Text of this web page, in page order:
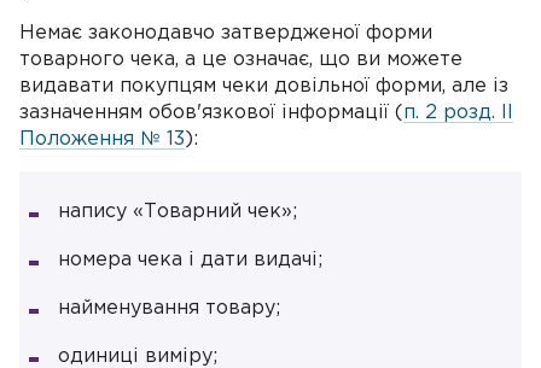
Немає законодавчо затвердженої форми
товарного чека, а це означає, що ви можете
видавати покупцям чеки довільної форми, але із
зазначенням обов'язкової інформації ( п. 2 розд. II
Положення № 13 ):
напису «Товарний чек»;
номера чека і дати видачі;
найменування товару;
одиниці виміру;